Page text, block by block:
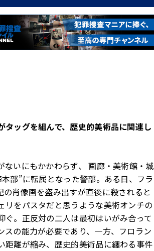
ッグを組んで、歴史的美術品に関連し
いにもかかわらず、 画廊・美術館・城
部”に転属となった警部。ある日、フラ
肖像画を盗み出すが直後に殺されると
リをパスタだと思うような美術オンチの
。正反対の二人は最初はいがみ合って
の能力が必要であり、一方、フロラン
距離が縮み、歴史的美術品に纏わる事件